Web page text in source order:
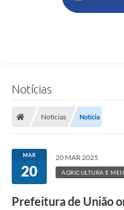
Notícias
Notícias Notícia
MAR
20
20 MAR 2025
AGRICULTURA E
Prefeitura de União